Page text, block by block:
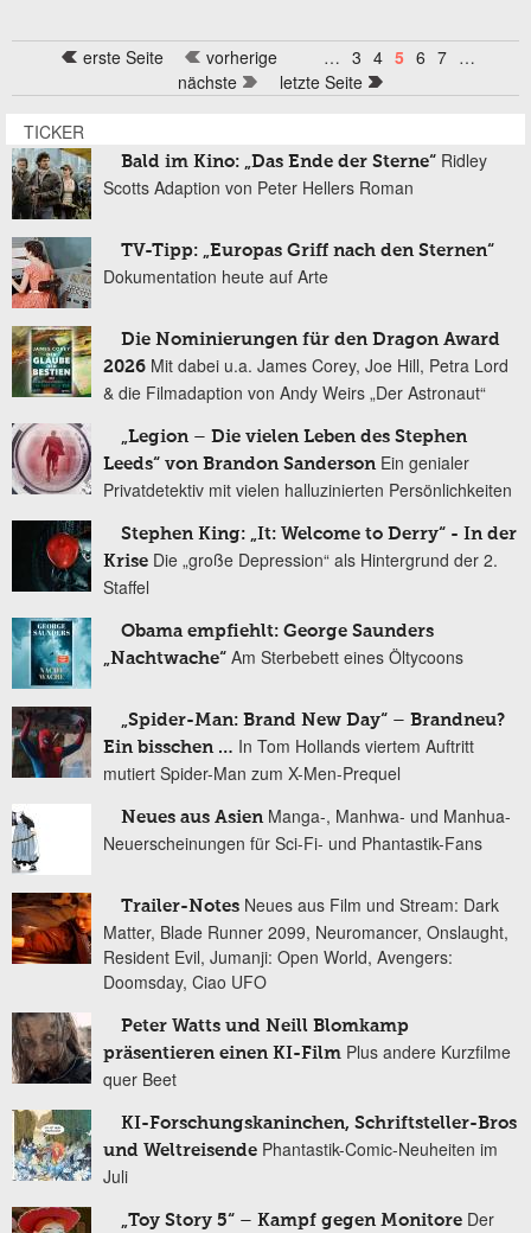
Seitenerste Seite vorherige … 3 4 5 6 7 …
nächste
letzte Seite
TICKER
Bald im Kino: „Das Ende der Sterne“ Ridley
Scotts Adaption von Peter Hellers Roman
TV-Tipp: „Europas Griff nach den Sternen“
Dokumentation heute auf Arte
Die Nominierungen für den Dragon Award
2026 Mit dabei u.a. James Corey, Joe Hill, Petra Lord
& die Filmadaption von Andy Weirs „Der Astronaut“
„Legion – Die vielen Leben des Stephen
Leeds“ von Brandon Sanderson Ein genialer
Privatdetektiv mit vielen halluzinierten Persönlichkeiten
Stephen King: „It: Welcome to Derry“ - In der
Krise Die „große Depression“ als Hintergrund der 2.
Staffel
Obama empfiehlt: George Saunders
„Nachtwache“ Am Sterbebett eines Öltycoons
„Spider-Man: Brand New Day“ – Brandneu?
Ein bisschen … In Tom Hollands viertem Auftritt
mutiert Spider-Man zum X-Men-Prequel
Neues aus Asien Manga-, Manhwa- und Manhua-
Neuerscheinungen für Sci-Fi- und Phantastik-Fans
Trailer-Notes Neues aus Film und Stream: Dark
Matter, Blade Runner 2099, Neuromancer, Onslaught,
Resident Evil, Jumanji: Open World, Avengers:
Doomsday, Ciao UFO
Peter Watts und Neill Blomkamp
präsentieren einen KI-Film Plus andere Kurzfilme
quer Beet
KI-Forschungskaninchen, Schriftsteller-Bros
und Weltreisende Phantastik-Comic-Neuheiten im
Juli
„Toy Story 5“ – Kampf gegen Monitore Der